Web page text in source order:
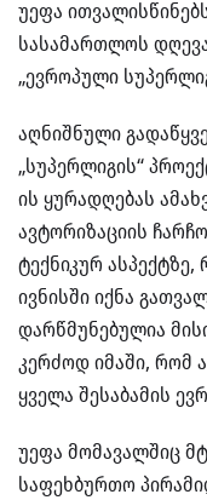
უეფა
სასამართლოს
„ევროპული
აღნიშნული
„სუპერლიგის“
ის ყურადღებას
ავტორიზაციის
ტექნიკურ
ივნისში იქნა
დარწმუნებულია
კერძოდ იმაში, რომ
ყველა შესაბამის
უეფა მომავალშიც
საფეხბურთო